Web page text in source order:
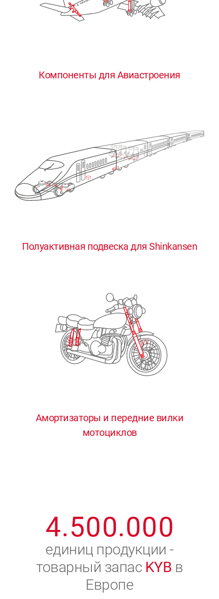
Компоненты для Авиастроения
Полуактивная подвеска для Shinkansen
Амортизаторы и передние вилки
мотоциклов
0
4
5
6
.
1
2
5
6
7
0
3
4
6
7
0
0
2
3
4
6
7
0.
0
2
3
4
6
7
0
0
2
3
4
6
0
0
3
4
6
0
единиц продукции -
товарный запас KYB в
Европе